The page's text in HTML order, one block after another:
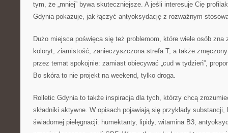
tym, że „mniej” bywa skuteczniejsze. A jeśli interesuje Cię
Gdynia pokazuje, jak łączyć antyoksydację z rozważnym
Dużo miejsca poświęca się też problemom, które wiele osób zna
koloryt, ziarnistość, zanieczyszczona strefa T, a także
przez temat spokojnie: zamiast obiecywać „cud w tydzień”,
Bo skóra to nie projekt na weekend, tylko droga.
Rolletic Gdynia to także inspiracja dla tych, którzy chcą
składniki aktywne. W opisach pojawiają się przykłady
świadomej pielęgnacji: humektanty, lipidy, witamina B3,